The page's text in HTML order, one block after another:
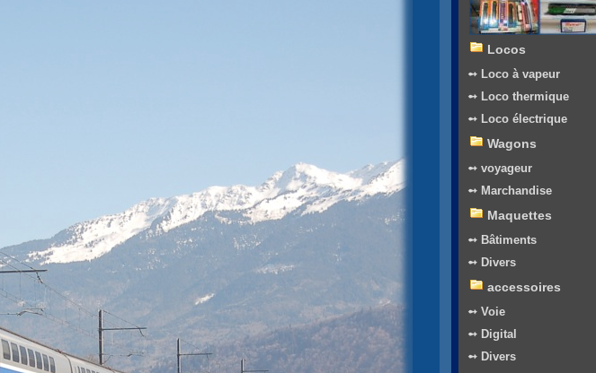
Locos
➻ Loco à vapeur
➻ Loco thermique
➻ Loco électrique
Wagons
➻ voyageur
➻ Marchandise
Maquettes
➻ Bâtiments
➻ Divers
accessoires
➻ Voie
➻ Digital
➻ Divers